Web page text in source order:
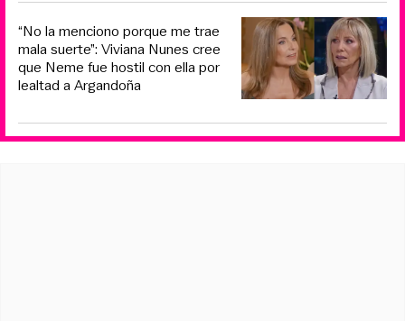
“No la menciono porque me trae
mala suerte”: Viviana Nunes cree
que Neme fue hostil con ella por
lealtad a Argandoña